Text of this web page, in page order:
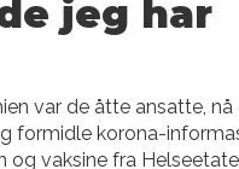
jeg har
var de åtte ansatte, nå
formidle korona-
vaksine fra